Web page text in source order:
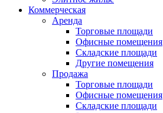
Коммерческая
Аренда
Торговые площади
Офисные помещения
Складские площади
Другие помещения
Продажа
Торговые площади
Офисные помещения
Складские площади